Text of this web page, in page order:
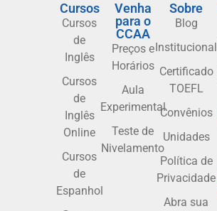
Cursos
Cursos
de
Inglês
Cursos
de
Inglês
Online
Cursos
de
Espanhol
Venha
para o
CCAA
Preços e
Horários
Aula
Experimental
Teste de
Nivelamento
Sobre
Blog
Institucional
Certificado
TOEFL
Convênios
Unidades
Política de
Privacidade
Abra sua